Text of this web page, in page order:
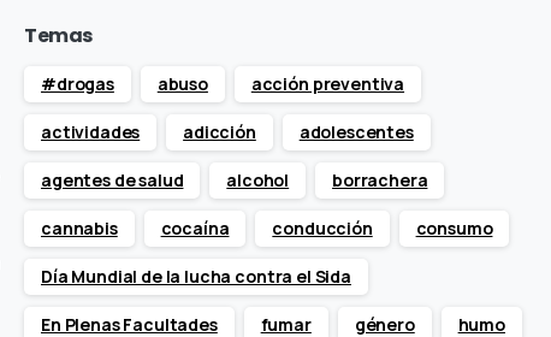
Temas
#drogas abuso acción preventiva
actividades adicción adolescentes
agentes de salud alcohol borrachera
cannabis cocaína conducción consumo
Día Mundial de la lucha contra el Sida
En Plenas Facultades fumar género humo